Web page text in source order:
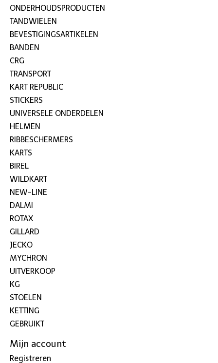
ONDERHOUDSPRODUCTEN
TANDWIELEN
BEVESTIGINGSARTIKELEN
BANDEN
CRG
TRANSPORT
KART REPUBLIC
STICKERS
UNIVERSELE ONDERDELEN
HELMEN
RIBBESCHERMERS
KARTS
BIREL
WILDKART
NEW-LINE
DALMI
ROTAX
GILLARD
JECKO
MYCHRON
UITVERKOOP
KG
STOELEN
KETTING
GEBRUIKT
Mijn account
Registreren